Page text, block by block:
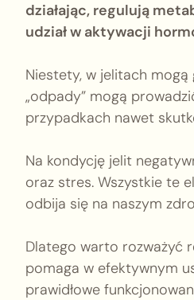
działając, regulują
udział w aktywacji
Niestety, w jelitach mogą
„odpady” mogą
przypadkach nawet
Na kondycję jelit
oraz stres. Wszystkie te
odbija się na naszym
Dlatego warto rozważyć
pomaga w efektywnym
prawidłowe